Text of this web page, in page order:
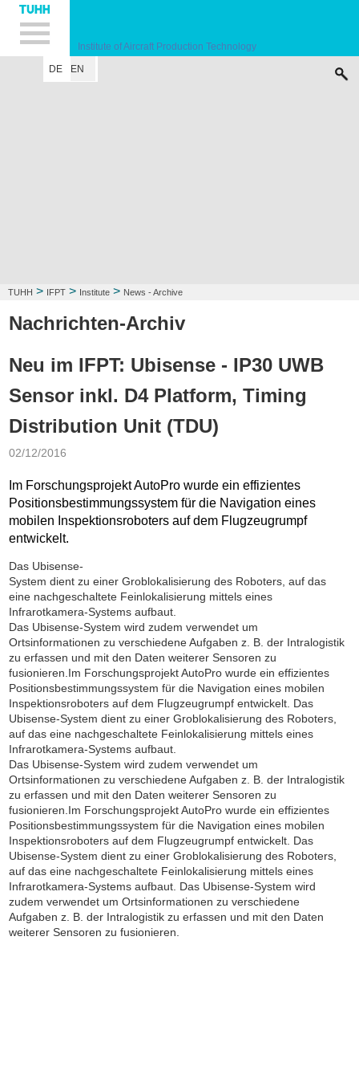
Hauptnavigation
Unternavigation
Inhalt
Suche
Institute of Aircraft Production Technology
DE
EN
TUHH > IFPT > Institute > News - Archive
Nachrichten-Archiv
Neu im IFPT: Ubisense - IP30 UWB
Sensor inkl. D4 Platform, Timing
Distribution Unit (TDU)
02/12/2016
Im Forschungsprojekt AutoPro wurde ein effizientes
Positionsbestimmungssystem für die Navigation eines
mobilen Inspektionsroboters auf dem Flugzeugrumpf
entwickelt.
Das Ubisense-
System dient zu einer Groblokalisierung des Roboters, auf das
eine nachgeschaltete Feinlokalisierung mittels eines
Infrarotkamera-Systems aufbaut.
Das Ubisense-System wird zudem verwendet um
Ortsinformationen zu verschiedene Aufgaben z. B. der Intralogistik
zu erfassen und mit den Daten weiterer Sensoren zu
fusionieren.Im Forschungsprojekt AutoPro wurde ein effizientes
Positionsbestimmungssystem für die Navigation eines mobilen
Inspektionsroboters auf dem Flugzeugrumpf entwickelt. Das
Ubisense-System dient zu einer Groblokalisierung des Roboters,
auf das eine nachgeschaltete Feinlokalisierung mittels eines
Infrarotkamera-Systems aufbaut.
Das Ubisense-System wird zudem verwendet um
Ortsinformationen zu verschiedene Aufgaben z. B. der Intralogistik
zu erfassen und mit den Daten weiterer Sensoren zu
fusionieren.Im Forschungsprojekt AutoPro wurde ein effizientes
Positionsbestimmungssystem für die Navigation eines mobilen
Inspektionsroboters auf dem Flugzeugrumpf entwickelt. Das
Ubisense-System dient zu einer Groblokalisierung des Roboters,
auf das eine nachgeschaltete Feinlokalisierung mittels eines
Infrarotkamera-Systems aufbaut. Das Ubisense-System wird
zudem verwendet um Ortsinformationen zu verschiedene
Aufgaben z. B. der Intralogistik zu erfassen und mit den Daten
weiterer Sensoren zu fusionieren.